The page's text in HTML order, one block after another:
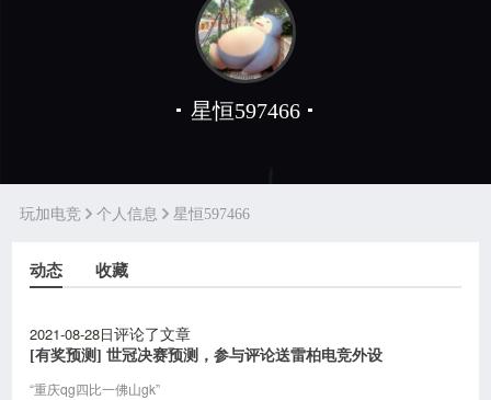
星恒597466
玩加电竞 个人信息 星恒597466
动态 收藏
2021-08-28日评论了文章
[有奖预测] 世冠决赛预测，参与评论送雷柏电竞外设
“重庆qg四比一佛山gk”